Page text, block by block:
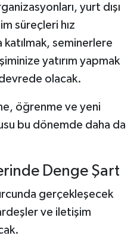
yurt dışı
süreçleri hız
katılmak, seminerlere
yatırım yapmak
olacak.
öğrenme ve yeni
bu dönemde daha da
Denge Şart
gerçekleşecek
ve iletişim